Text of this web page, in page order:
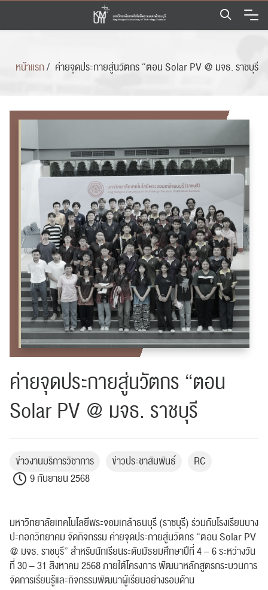
Skip
content
หน้าแรก/ ค่ายจุดประกายสู่นวัตกร “ตอน Solar PV @ มจธ. ราชบุรี
ค่ายจุดประกายสู่นวัตกร “ตอน
Solar PV @ มจธ. ราชบุรี
ข่าวงานบริการวิชาการ ข่าวประชาสัมพันธ์
RC
9 กันยายน 2568
มหาวิทยาลัยเทคโนโลยีพระจอมเกล้าธนบุรี (ราชบุรี) ร่วมกับโรงเรียนบาง
ปะกอกวิทยาคม จัดกิจกรรม ค่ายจุดประกายสู่นวัตกร “ตอน Solar PV
@ มจธ. ราชบุรี”สำหรับนักเรียนระดับมัธยมศึกษาปีที่ 4 – 6 ระหว่างวัน
ที่ 30 – 31 สิงหาคม 2568 ภายใต้โครงการ พัฒนาหลักสูตรกระบวนการ
จัดการเรียนรู้และกิจกรรมพัฒนาผู้เรียนอย่างรอบด้าน